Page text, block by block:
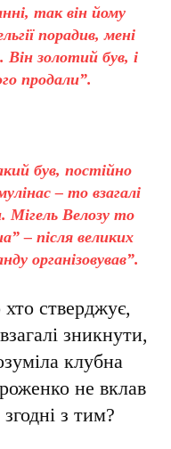
так він йому
порадив, мені
Він золотий був, і
продали”.
був, постійно
– то взагалі
Мігель Велозу то
– після великих
організовував”.
стверджує,
зникнути,
клубна
не вклав
з тим?